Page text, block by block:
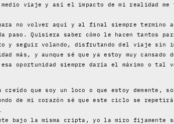
viaje y así el impacto de mi realidad
no volver aquí y al final siempre termino
paso. Quisiera saber cómo le hacen
y seguir volando, disfrutando del viaje sin
más, y aunque sé que ya estoy muy
oportunidad siempre daría el máximo o tal
creído que soy un loco o que estoy
de mi corazón sé que este ciclo se repetirá
bajo la misma cripta, yo la miro fijamente